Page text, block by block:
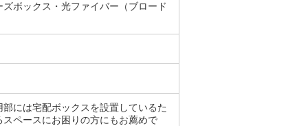
ボックス・光ファイバー（ブロード
には宅配ボックスを設置しているた
ペースにお困りの方にもお薦めで